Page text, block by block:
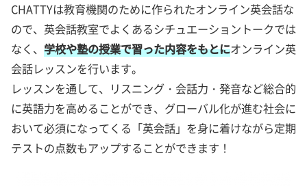
CHATTYは教育機関のために作られたオンライン英会話な
ので、英会話教室でよくあるシチュエーショントークでは
なく、 学校や塾の授業で習った内容をもとにオンライン英
会話レッスンを行います。
レッスンを通して、リスニング・会話力・発音など総合的
に英語力を高めることができ、グローバル化が進む社会に
おいて必須になってくる「英会話」を身に着けながら定期
テストの点数もアップすることができます！